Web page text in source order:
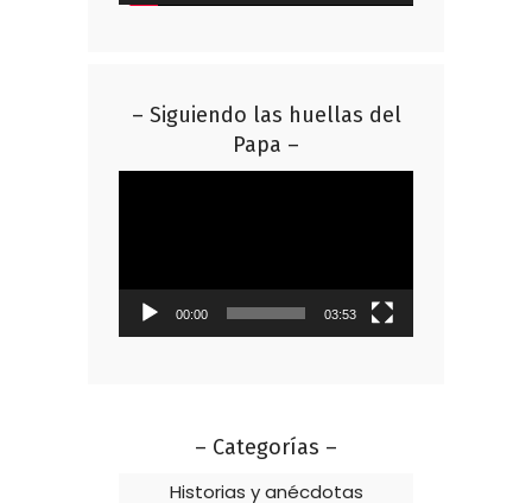
– Siguiendo las huellas del
Papa –
00:00 03:53
– Categorías –
Historias y anécdotas